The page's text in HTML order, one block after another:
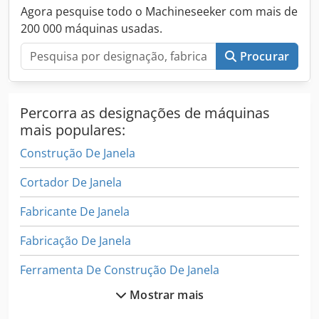
por transportadora. Em caso de dúvidas, basta ligar ou
escrever. Maschinenhandel Nord Gerstenstraße 2 17034
Neubrandenburg Todos os preços são líquidos acrescidos
de IVA – sujeito a erros.
Agora pesquise todo o Machineseeker com mais de
200 000 máquinas usadas.
Procurar
Percorra as designações de máquinas
mais populares:
Construção De Janela
Cortador De Janela
Fabricante De Janela
Fabricação De Janela
Ferramenta De Construção De Janela
Ferramenta De JanelaMostrar mais